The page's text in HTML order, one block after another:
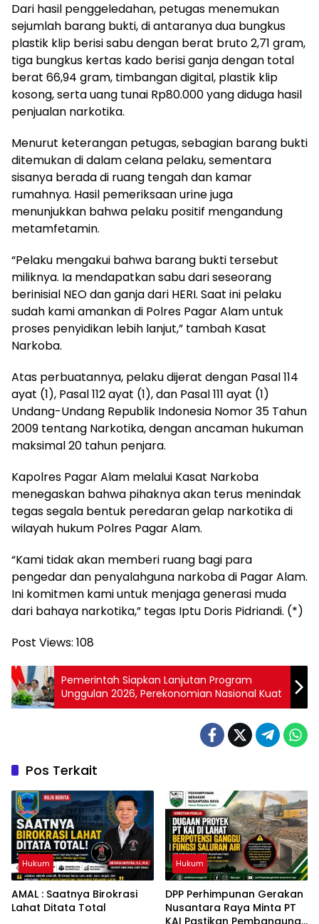
Dari hasil penggeledahan, petugas menemukan
sejumlah barang bukti, di antaranya dua bungkus
plastik klip berisi sabu dengan berat bruto 2,71 gram,
tiga bungkus kertas kado berisi ganja dengan total
berat 66,94 gram, timbangan digital, plastik klip
kosong, serta uang tunai Rp80.000 yang diduga hasil
penjualan narkotika.
Menurut keterangan petugas, sebagian barang bukti
ditemukan di dalam celana pelaku, sementara
sisanya berada di ruang tengah dan kamar
rumahnya. Hasil pemeriksaan urine juga
menunjukkan bahwa pelaku positif mengandung
metamfetamin.
“Pelaku mengakui bahwa barang bukti tersebut
miliknya. Ia mendapatkan sabu dari seseorang
berinisial NEO dan ganja dari HERI. Saat ini pelaku
sudah kami amankan di Polres Pagar Alam untuk
proses penyidikan lebih lanjut,” tambah Kasat
Narkoba.
Atas perbuatannya, pelaku dijerat dengan Pasal 114
ayat (1), Pasal 112 ayat (1), dan Pasal 111 ayat (1)
Undang-Undang Republik Indonesia Nomor 35 Tahun
2009 tentang Narkotika, dengan ancaman hukuman
maksimal 20 tahun penjara.
Kapolres Pagar Alam melalui Kasat Narkoba
menegaskan bahwa pihaknya akan terus menindak
tegas segala bentuk peredaran gelap narkotika di
wilayah hukum Polres Pagar Alam.
“Kami tidak akan memberi ruang bagi para
pengedar dan penyalahguna narkoba di Pagar Alam.
Ini komitmen kami untuk menjaga generasi muda
dari bahaya narkotika,” tegas Iptu Doris Pidriandi. (*)
Post Views: 108
Pemerintah Siapkan Lanjutan Program
Unggulan 2026, Perekonomian Nasional Kuat
Pos Terkait
Hukum
AMAL : Saatnya Birokrasi
Lahat Ditata Total
Hukum
DPP Perhimpunan Gerakan
Nusantara Raya Minta PT
KAI Pastikan Pembangunan